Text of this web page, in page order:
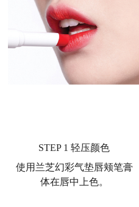
STEP 1 轻压颜色
使用兰芝幻彩气垫唇颊笔膏
体在唇中上色。